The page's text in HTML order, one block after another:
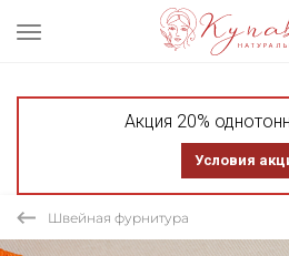
Акция 20%
Условия
Швейная фурнитура